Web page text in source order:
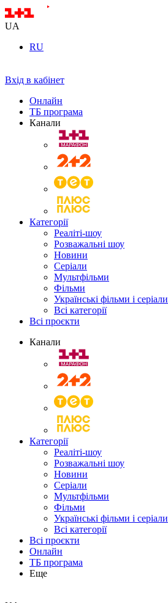
UA
RU
Вхід в кабінет
Онлайн
ТБ програма
Канали
Категорії
Реаліті-шоу
Розважальні шоу
Новини
Серіали
Мультфільми
Фільми
Українські фільми і серіали
Всі категорії
Всі проєкти
Канали
Категорії
Реаліті-шоу
Розважальні шоу
Новини
Серіали
Мультфільми
Фільми
Українські фільми і серіали
Всі категорії
Всі проєкти
Онлайн
ТБ програма
Еще